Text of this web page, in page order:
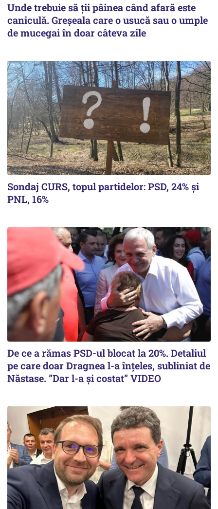
Unde trebuie să ții pâinea când afară este
caniculă. Greșeala care o usucă sau o umple
de mucegai în doar câteva zile
Sondaj CURS, topul partidelor: PSD, 24% şi
PNL, 16%
De ce a rămas PSD-ul blocat la 20%. Detaliul
pe care doar Dragnea l-a înțeles, subliniat de
Năstase. ”Dar l-a și costat” VIDEO